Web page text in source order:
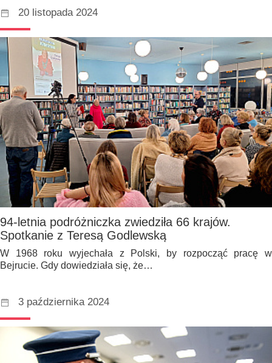
20 listopada 2024
94-letnia podróżniczka zwiedziła 66 krajów.
Spotkanie z Teresą Godlewską
W 1968 roku wyjechała z Polski, by rozpocząć pracę w
Bejrucie. Gdy dowiedziała się, że…
3 października 2024